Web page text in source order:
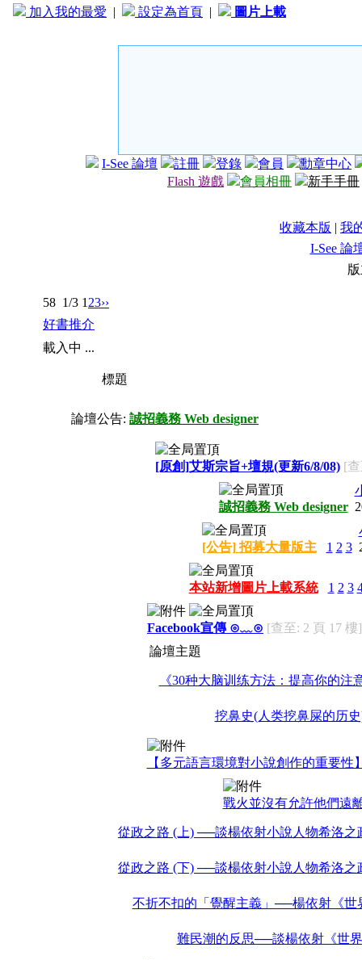
加入我的最愛 | 設定為首頁 | 圖片上載
I-See 論壇 註冊 登錄 會員
勳章中心
Flash 遊戲
會員相冊 新手手冊
收藏本版 | 我
I-See 論
58 1/3 1 23››
好書推介
載入中 ...
標題
論壇公告: 誠招義務 Web designer
[原創]艾斯宗旨+壇規(更新6/8/08) [
誠招義務 Web designer
[公告] 招募大量版主 1 2 3
本站新增圖片上載系統 1 2 3
Facebook宣傳 ⊙﹏⊙ [查至: 2 頁 17 樓]
論壇主題
《30种大脑训练方法：提高你的注
挖鼻史(人类挖鼻屎的历
【多元語言環境對小說創作的重要性
戰火並沒有允許他們遠
從政之路 (上) ──談楊依射小說人物希洛之
從政之路 (下) ──談楊依射小說人物希洛之
不折不扣的「覺醒主義」──楊依射《世
難民潮的反思──談楊依射《世